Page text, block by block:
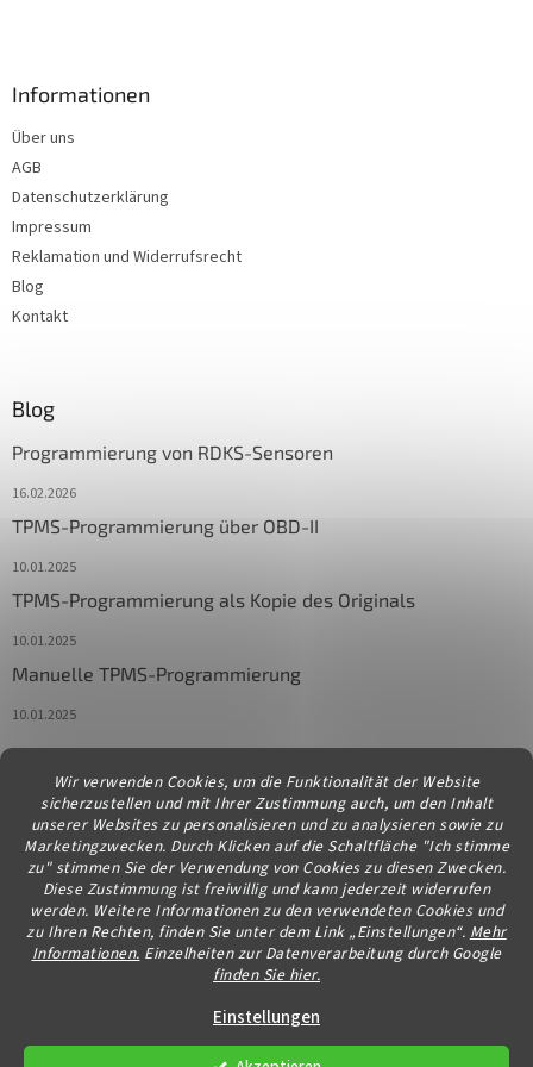
Wir verwenden Cookies, um die Funktionalität der Website
sicherzustellen und mit Ihrer Zustimmung auch, um den Inhalt
unserer Websites zu personalisieren und zu analysieren sowie zu
Marketingzwecken. Durch Klicken auf die Schaltfläche "Ich stimme
zu" stimmen Sie der Verwendung von Cookies zu diesen Zwecken.
Diese Zustimmung ist freiwillig und kann jederzeit widerrufen
werden. Weitere Informationen zu den verwendeten Cookies und
zu Ihren Rechten, finden Sie unter dem Link „Einstellungen“. Mehr
Informationen. Einzelheiten zur Datenverarbeitung durch Google
finden Sie hier.
Einstellungen
Informationen
Über uns
AGB
Datenschutzerklärung
Impressum
Reklamation und Widerrufsrecht
Blog
Kontakt
Blog
Programmierung von RDKS-Sensoren
16.02.2026
TPMS-Programmierung über OBD-II
10.01.2025
TPMS-Programmierung als Kopie des Originals
10.01.2025
Manuelle TPMS-Programmierung
10.01.2025
Kontakt
info@diagstore.at
Erstellt von Shoptet